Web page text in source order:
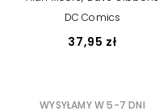
DC Comics
37,95 zł
WYSYŁAMY W 5-7 DNI